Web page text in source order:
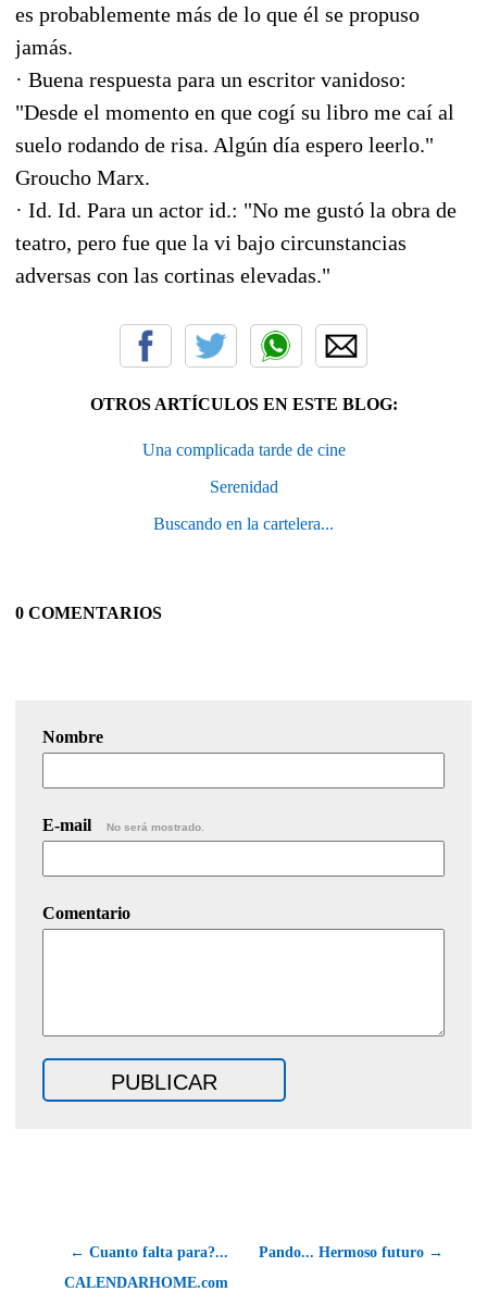
es probablemente más de lo que él se propuso
jamás.
· Buena respuesta para un escritor vanidoso:
"Desde el momento en que cogí su libro me caí al
suelo rodando de risa. Algún día espero leerlo."
Groucho Marx.
· Id. Id. Para un actor id.: "No me gustó la obra de
teatro, pero fue que la vi bajo circunstancias
adversas con las cortinas elevadas."
OTROS ARTÍCULOS EN ESTE BLOG:
Una complicada tarde de cine
Serenidad
Buscando en la cartelera...
0 COMENTARIOS
Nombre
E-mail No será mostrado.
Comentario
← Cuanto falta para?...
CALENDARHOME.com
Pando... Hermoso futuro →